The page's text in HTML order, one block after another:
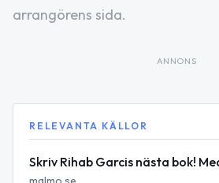
arrangörens sida.
ANNONS
RELEVANTA KÄLLOR
Skriv Rihab Garcis nästa bok!